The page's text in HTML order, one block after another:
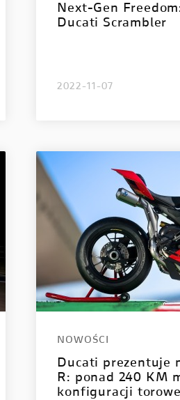
Next-Gen
Ducati Scrambler
2022-11-07
NOWOŚCI
Ducati prezentuje
R: ponad 240 KM
konfiguracji